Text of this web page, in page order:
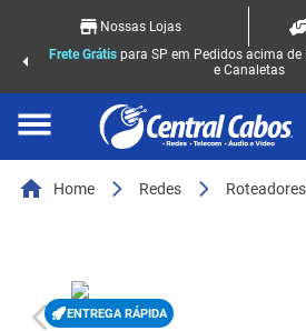
Nossas Lojas
Frete Grátispara SP em Pedidos acima de
e Canaletas
Home Redes
ENTREGA RÁPIDA